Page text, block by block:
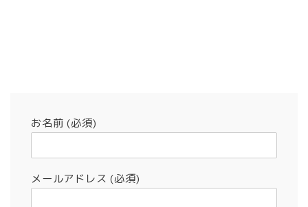
お名前 (必須)
メールアドレス (必須)